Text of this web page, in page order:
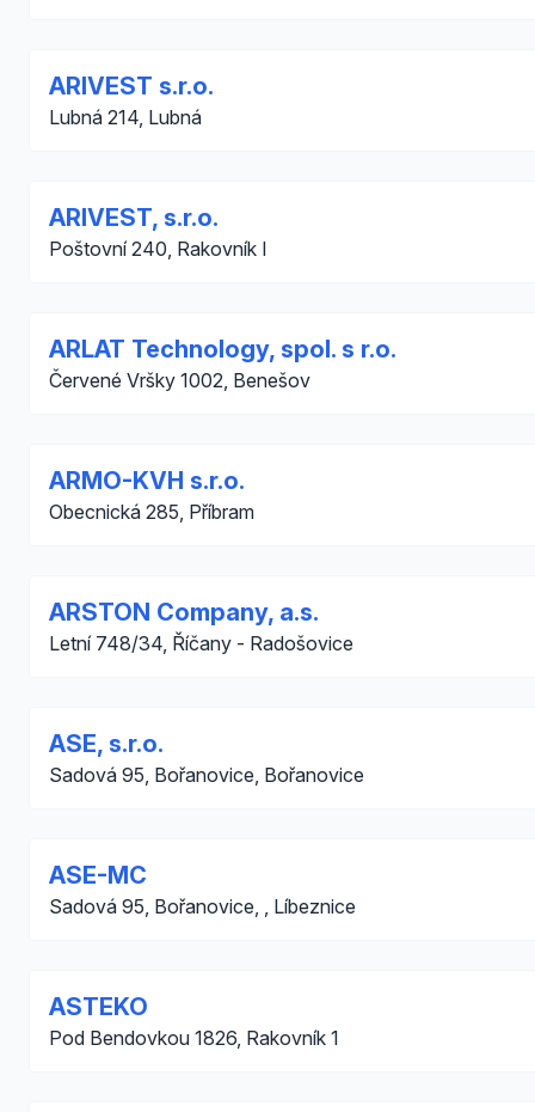
ARIVEST s.r.o.
Lubná 214, Lubná
ARIVEST, s.r.o.
Poštovní 240, Rakovník I
ARLAT Technology, spol. s r.o.
Červené Vršky 1002, Benešov
ARMO-KVH s.r.o.
Obecnická 285, Příbram
ARSTON Company, a.s.
Letní 748/34, Říčany - Radošovice
ASE, s.r.o.
Sadová 95, Bořanovice, Bořanovice
ASE-MC
Sadová 95, Bořanovice, , Líbeznice
ASTEKO
Pod Bendovkou 1826, Rakovník 1